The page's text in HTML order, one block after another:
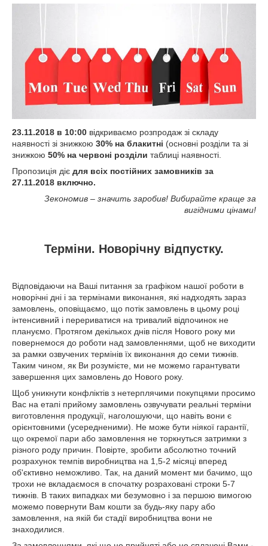
23.11.2018 в 10:00 відкриваємо розпродаж зі складу
наявності зі знижкою 30% на блакитні (основні розділи та зі
знижкою 50% на червоні розділи таблиці наявності.
Пропозиція діє для всіх постійних замовників за
27.11.2018 включно.
Зекономив – значить заробив! Вибирайте краще за
вигідними цінами!
Терміни. Новорічну відпустку.
Відповідаючи на Ваші питання за графіком нашої роботи в
новорічні дні і за термінами виконання, які надходять зараз
замовлень, оповіщаємо, що потік замовлень в цьому році
інтенсивний і перериватися на тривалий відпочинок не
плануємо. Протягом декількох днів після Нового року ми
повернемося до роботи над замовленнями, щоб не виходити
за рамки озвучених термінів їх виконання до семи тижнів.
Таким чином, як Ви розумієте, ми не можемо гарантувати
завершення цих замовлень до Нового року.
Щоб уникнути конфліктів з нетерплячими покупцями просимо
Вас на етапі прийому замовлень озвучувати реальні терміни
виготовлення продукції, наголошуючи, що навіть вони є
орієнтовними (усередненими). Не може бути ніякої гарантії,
що окремої пари або замовлення не торкнуться затримки з
різного роду причин. Повірте, зробити абсолютно точний
розрахунок темпів виробництва на 1,5-2 місяці вперед
об'єктивно неможливо. Так, на даний момент ми бачимо, що
трохи не вкладаємося в спочатку розраховані строки 5-7
тижнів. В таких випадках ми безумовно і за першою вимогою
можемо повернути Вам кошти за будь-яку пару або
замовлення, на якій би стадії виробництва вони не
знаходилися.